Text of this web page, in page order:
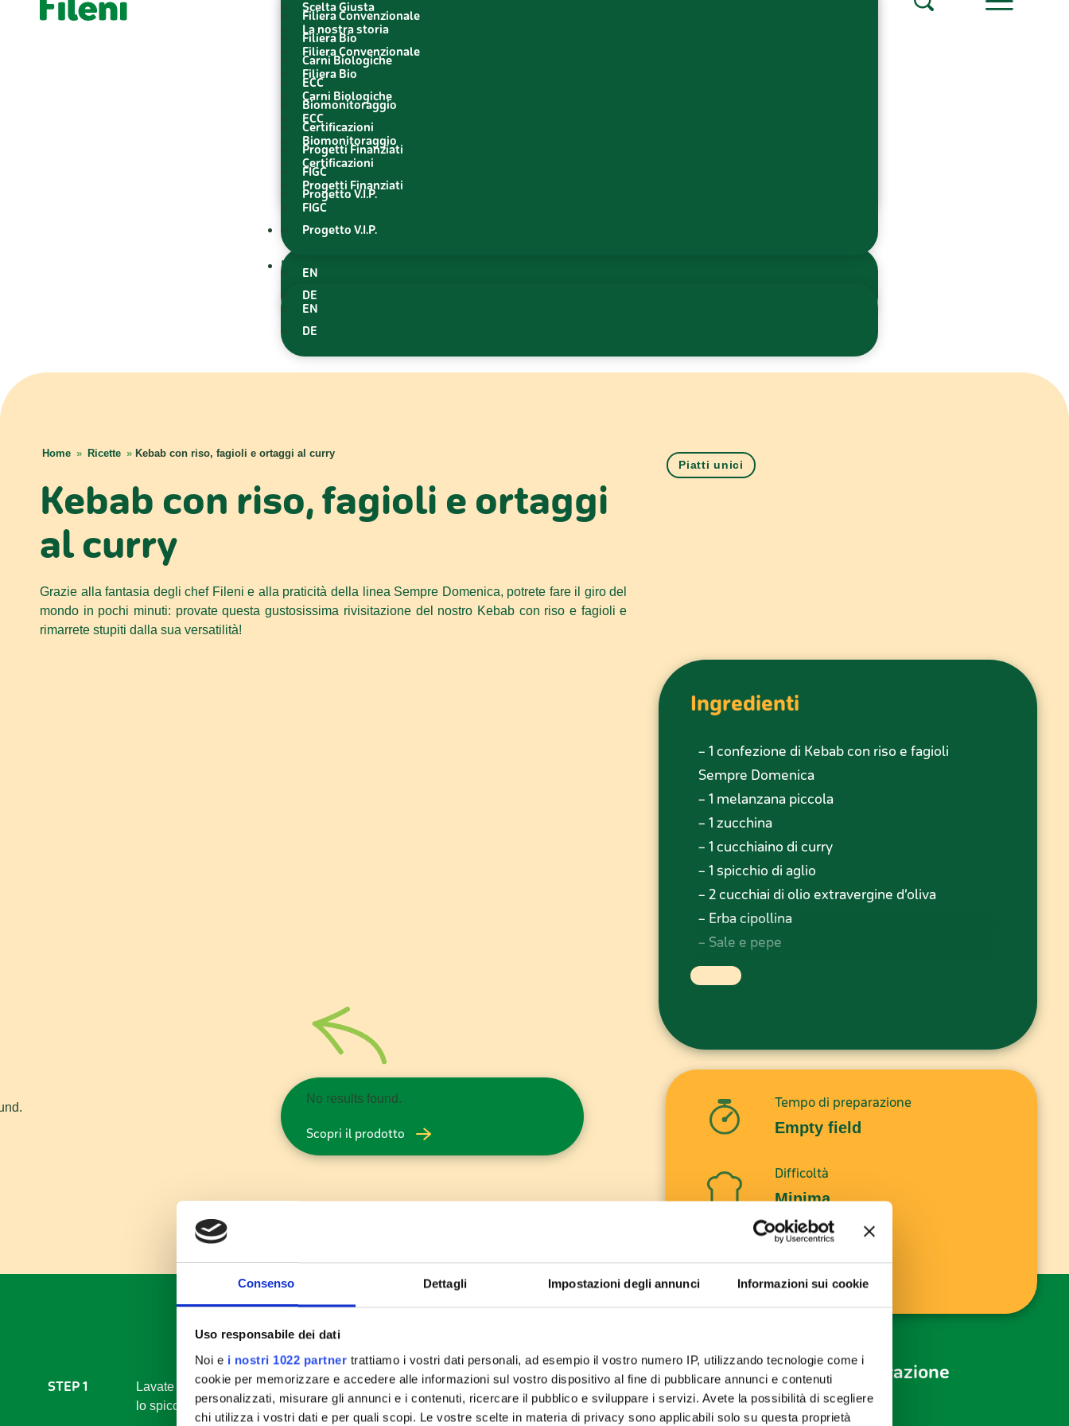
Consenso Dettagli Impostazioni degli annunci Informazioni sui cookie
Uso responsabile dei dati
Noi e i nostri 1022 partner trattiamo i vostri dati personali, ad esempio il vostro numero IP, utilizzando tecnologie come i
cookie per memorizzare e accedere alle informazioni sul vostro dispositivo al fine di pubblicare annunci e contenuti
personalizzati, misurare gli annunci e i contenuti, ricercare il pubblico e sviluppare i servizi. Avete la possibilità di scegliere
chi utilizza i vostri dati e per quali scopi. Le vostre scelte in materia di privacy sono applicabili solo su questa proprietà
Filiera Convenzionale
Filiera Bio
Carni Biologiche
ECC
Biomonitoraggio
Certificazioni
Progetti Finanziati
FIGC
Progetto V.I.P.
IT
EN
DE
Scelta Giusta
La nostra storia
Filiera Convenzionale
Filiera Bio
Carni Biologiche
ECC
Biomonitoraggio
Certificazioni
Progetti Finanziati
FIGC
Progetto V.I.P.
IT
EN
DE
Home » Ricette » Kebab con riso, fagioli e ortaggi al curry
Kebab con riso, fagioli e ortaggi
al curry
Grazie alla fantasia degli chef Fileni e alla praticità della linea Sempre Domenica, potrete fare il giro del
mondo in pochi minuti: provate questa gustosissima rivisitazione del nostro Kebab con riso e fagioli e
rimarrete stupiti dalla sua versatilità!
Piatti unici
Ingredienti
– 1 confezione di Kebab con riso e fagioli
Sempre Domenica
– 1 melanzana piccola
– 1 zucchina
– 1 cucchiaino di curry
– 1 spicchio di aglio
– 2 cucchiai di olio extravergine d’oliva
– Erba cipollina
– Sale e pepe
No results found.
Scopri il prodotto
Tempo di preparazione
Empty field
Difficoltà
Minima
Dosi per
STEP 1
Lavate e spuntate sia la melanzana che le zucchina e dividetele a cubetti, sbucciate
lo spicchio d’aglio.
Guarda il video della preparazione